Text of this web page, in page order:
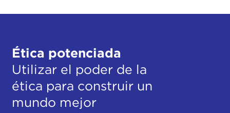
Ética potenciada
Utilizar el poder de la
ética para construir un
mundo mejor